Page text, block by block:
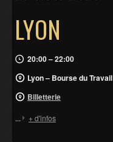
LYON
20:00 – 22:00
Lyon – Bourse du Travail
Billetterie
... + d'infos